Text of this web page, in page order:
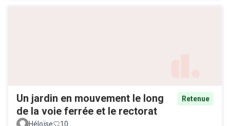
Un jardin en mouvement le long
de la voie ferrée et le rectorat
Retenue
Héloïse 10